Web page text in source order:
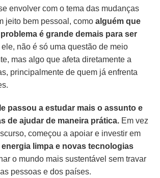
envolver com o tema das mudanças
jeito bem pessoal, comoalguém que
é grande demais para ser
não é só uma questão de meio
mas algo que afeta diretamente a
principalmente de quem já enfrenta
passou a estudar mais o assunto e
de ajudar de maneira prática. Em vez
começou a apoiar e investir em
energia limpa e novas tecnologias
o mundo mais sustentável sem travar
pessoas e dos países.